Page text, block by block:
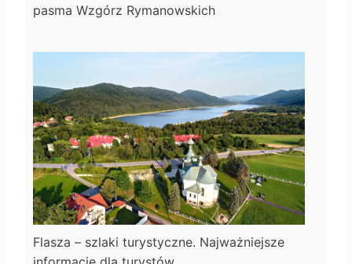
pasma Wzgórz Rymanowskich
Flasza – szlaki turystyczne. Najważniejsze